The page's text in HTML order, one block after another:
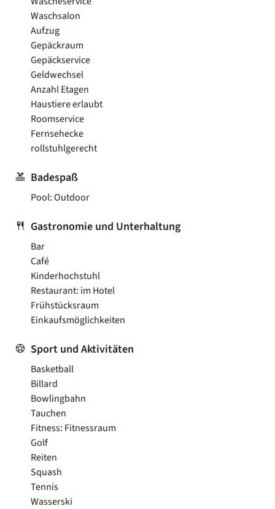
Waschsalon
Aufzug
Gepäckraum
Gepäckservice
Geldwechsel
Anzahl Etagen
Haustiere erlaubt
Roomservice
Fernsehecke
rollstuhlgerecht
Badespaß
Pool: Outdoor
Gastronomie und Unterhaltung
Bar
Café
Kinderhochstuhl
Restaurant: im Hotel
Frühstücksraum
Einkaufsmöglichkeiten
Sport und Aktivitäten
Basketball
Billard
Bowlingbahn
Tauchen
Fitness: Fitnessraum
Golf
Reiten
Squash
Tennis
Wasserski